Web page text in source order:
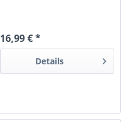
16,99 € *
Details